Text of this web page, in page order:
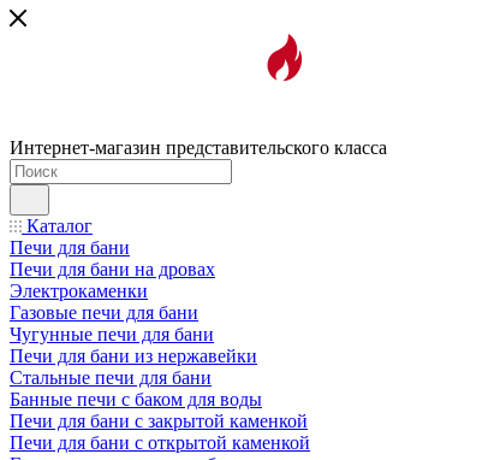
Интернет-магазин представительского класса
Каталог
Печи для бани
Печи для бани на дровах
Электрокаменки
Газовые печи для бани
Чугунные печи для бани
Печи для бани из нержавейки
Стальные печи для бани
Банные печи с баком для воды
Печи для бани с закрытой каменкой
Печи для бани с открытой каменкой